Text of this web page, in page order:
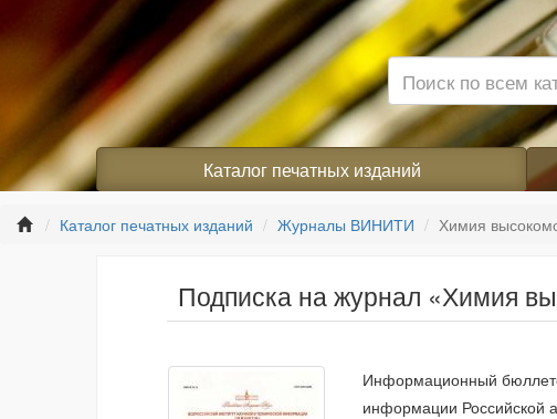
Каталог печатных изданий
Каталог печатных изданий Журналы ВИНИТИ Химия
Подписка на журнал «Химия
Информационный
информации